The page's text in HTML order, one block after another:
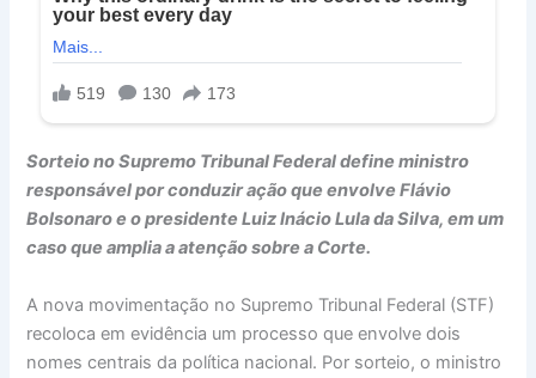
Sorteio no Supremo Tribunal Federal define ministro
responsável por conduzir ação que envolve Flávio
Bolsonaro e o presidente Luiz Inácio Lula da Silva, em um
caso que amplia a atenção sobre a Corte.
A nova movimentação no Supremo Tribunal Federal (STF)
recoloca em evidência um processo que envolve dois
nomes centrais da política nacional. Por sorteio, o ministro